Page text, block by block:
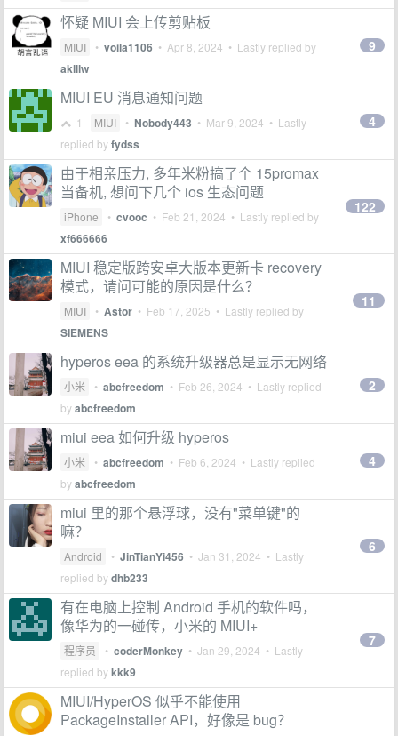
怀疑 MIUI 会上传剪贴板
MIUI • voila1106 • Apr 8, 2024 • Lastly replied by
aklllw
9
MIUI EU 消息通知问题
1 MIUI • Nobody443 • Mar 9, 2024 • Lastly
replied byfydss
4
由于相亲压力, 多年米粉搞了个 15promax
当备机, 想问下几个 ios 生态问题
iPhone • cvooc • Feb 21, 2024 • Lastly replied by
xf666666
122
MIUI 稳定版跨安卓大版本更新卡 recovery
模式，请问可能的原因是什么？
MIUI • Astor • Feb 17, 2025 • Lastly replied by
SIEMENS
11
hyperos eea 的系统升级器总是显示无网络
小米 • abcfreedom • Feb 26, 2024 • Lastly replied
byabcfreedom
2
miui eea 如何升级 hyperos
小米 • abcfreedom • Feb 6, 2024 • Lastly replied
byabcfreedom
4
miui 里的那个悬浮球，没有"菜单键"的
嘛？
Android • JinTianYi456 • Jan 31, 2024 • Lastly
replied bydhb233
6
有在电脑上控制 Android 手机的软件吗，
像华为的一碰传，小米的 MIUI+
程序员 • coderMonkey • Jan 29, 2024 • Lastly
replied bykkk9
7
MIUI/HyperOS 似乎不能使用
PackageInstaller API，好像是 bug？